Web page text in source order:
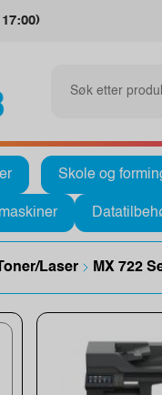
Skole og
Toner/Laser MX 722